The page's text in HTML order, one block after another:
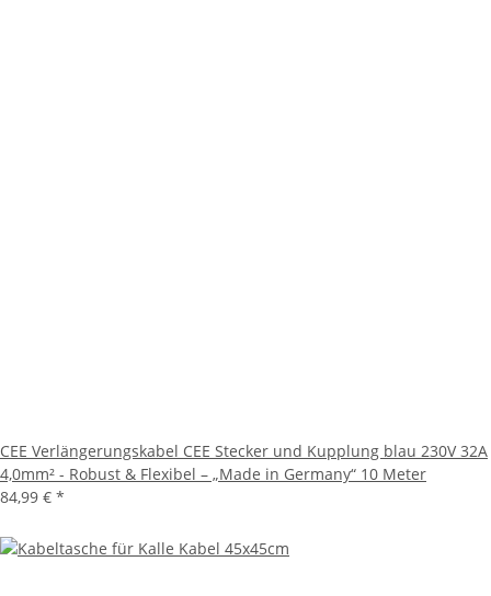
CEE Verlängerungskabel CEE Stecker und Kupplung blau 230V 32A
4,0mm² - Robust & Flexibel – „Made in Germany“ 10 Meter
84,99 € *